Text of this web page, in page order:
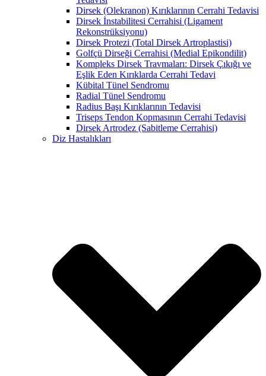
Dirsek (Olekranon) Kırıklarının Cerrahi Tedavisi
Dirsek İnstabilitesi Cerrahisi (Ligament
Rekonstrüksiyonu)
Dirsek Protezi (Total Dirsek Artroplastisi)
Golfçü Dirseği Cerrahisi (Medial Epikondilit)
Kompleks Dirsek Travmaları: Dirsek Çıkığı ve
Eşlik Eden Kırıklarda Cerrahi Tedavi
Kübital Tünel Sendromu
Radial Tünel Sendromu
Radius Başı Kırıklarının Tedavisi
Triseps Tendon Kopmasının Cerrahi Tedavisi
Dirsek Artrodez (Sabitleme Cerrahisi)
Diz Hastalıkları